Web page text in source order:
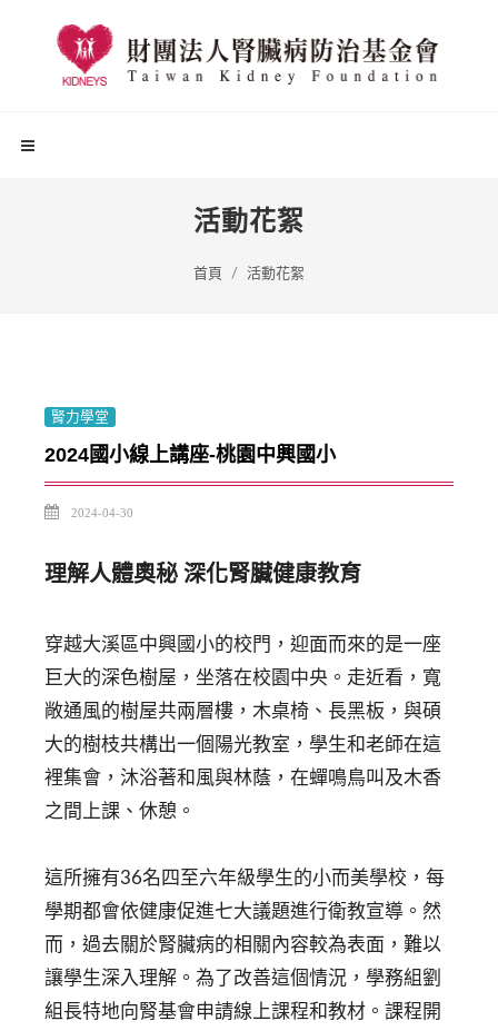
活動花絮
首頁 活動花絮
腎力學堂
2024國小線上講座-桃園中興國小
2024-04-30
理解人體奧秘 深化腎臟健康教育
穿越大溪區中興國小的校門，迎面而來的是一座
巨大的深色樹屋，坐落在校園中央。走近看，寬
敞通風的樹屋共兩層樓，木桌椅、長黑板，與碩
大的樹枝共構出一個陽光教室，學生和老師在這
裡集會，沐浴著和風與林蔭，在蟬鳴鳥叫及木香
之間上課、休憩。
這所擁有36名四至六年級學生的小而美學校，每
學期都會依健康促進七大議題進行衛教宣導。然
而，過去關於腎臟病的相關內容較為表面，難以
讓學生深入理解。為了改善這個情況，學務組劉
組長特地向腎基會申請線上課程和教材。課程開